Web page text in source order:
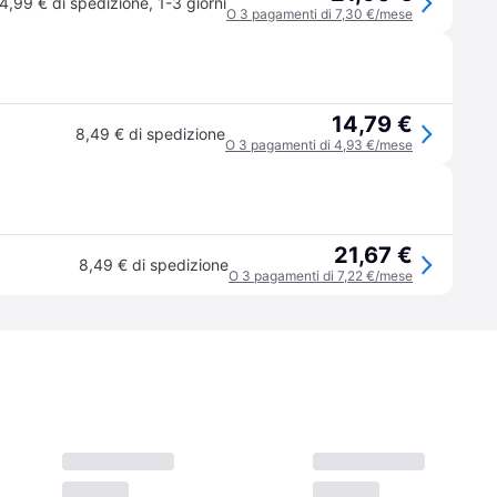
O 3 pagamenti di 7,30 €/mese
8,49 € di spedizione 14,79 €
O 3 pagamenti di 4,93 €/mese
8,49 € di spedizione 21,67 €
O 3 pagamenti di 7,22 €/mese